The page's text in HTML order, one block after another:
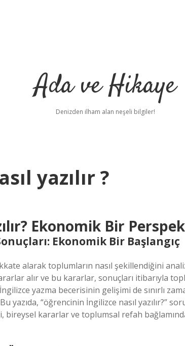
Ada ve Hikaye
Denizden ilham alan neşeli bilgiler!
yazılır ?
Ekonomik Bir
Ekonomik Bir Başlangıç
alarak toplumların nasıl şekillendiğini
alır ve bu kararlar, sonuçları itibarıyla
yazma becerisinin gelişimi de sınırlı
yazıda, “öğrencinin İngilizce nasıl yazılır?”
kararlar ve toplumsal refah